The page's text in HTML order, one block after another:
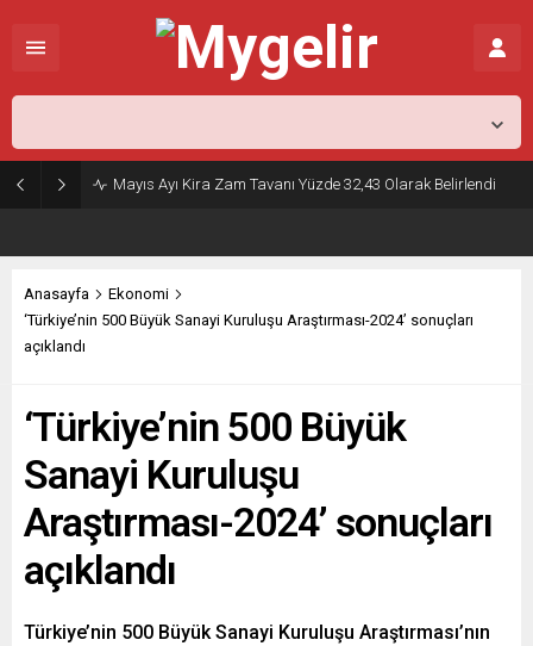
Mayıs Ayı Kira Zam Tavanı Yüzde 32,43 Olarak Belirlendi
Anasayfa
Ekonomi
‘Türkiye’nin 500 Büyük Sanayi Kuruluşu Araştırması-2024’ sonuçları
açıklandı
‘Türkiye’nin 500 Büyük
Sanayi Kuruluşu
Araştırması-2024’ sonuçları
açıklandı
Türkiye’nin 500 Büyük Sanayi Kuruluşu Araştırması’nın